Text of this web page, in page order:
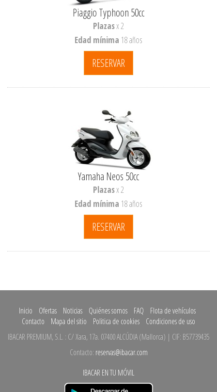
Piaggio Typhoon 50cc
Plazasx 2
Edad mínima 18 años
RESERVAR
Yamaha Neos 50cc
Plazasx 2
Edad mínima 18 años
RESERVAR
Inicio Ofertas Noticias Quiénes somos FAQ
Flota de vehículos
Contacto
Mapa del sitio Politica de cookies
Condiciones de uso
IBACAR PREMIUM, S.L. : C/ Xara, 17a. 07400 ALCÚDIA(Mallorca) | CIF: B57739435
Contacto: reservas@ibacar.com
IBACAR EN TU MÓVIL